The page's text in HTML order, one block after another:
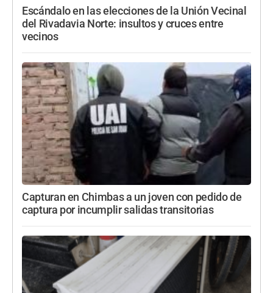
Escándalo en las elecciones de la Unión Vecinal
del Rivadavia Norte: insultos y cruces entre
vecinos
Capturan en Chimbas a un joven con pedido de
captura por incumplir salidas transitorias